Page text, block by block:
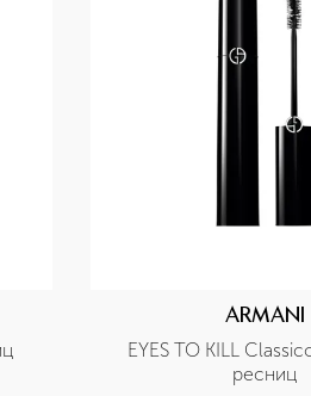
ARMANI
EYES TO KILL
ресниц